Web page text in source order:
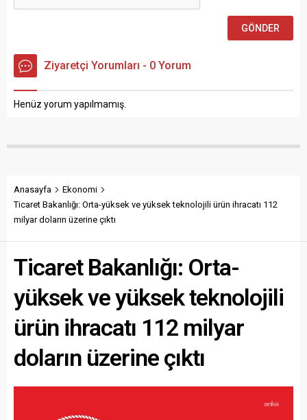
Ziyaretçi Yorumları - 0 Yorum
Henüz yorum yapılmamış.
Anasayfa
Ekonomi
Ticaret Bakanlığı: Orta-yüksek ve yüksek teknolojili ürün ihracatı 112
milyar doların üzerine çıktı
Ticaret Bakanlığı: Orta-
yüksek ve yüksek teknolojili
ürün ihracatı 112 milyar
doların üzerine çıktı